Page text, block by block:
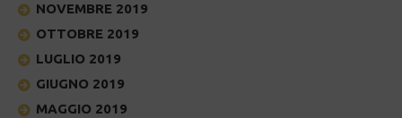
NOVEMBRE 2019
OTTOBRE 2019
LUGLIO 2019
GIUGNO 2019
MAGGIO 2019